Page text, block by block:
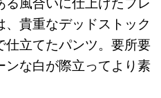
貴重なデッドストック
立てたパンツ。要所要
な白が際立ってより素